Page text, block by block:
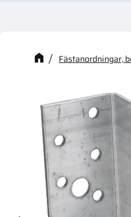
Kanske
Fästanordningar,